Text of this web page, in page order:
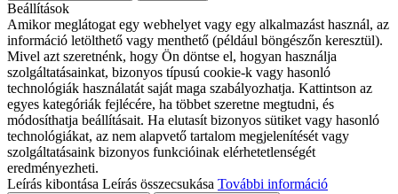
Beállítások
Amikor meglátogat egy webhelyet vagy egy alkalmazást használ, az
információ letölthető vagy menthető (például böngészőn keresztül).
Mivel azt szeretnénk, hogy Ön döntse el, hogyan használja
szolgáltatásainkat, bizonyos típusú cookie-k vagy hasonló
technológiák használatát saját maga szabályozhatja. Kattintson az
egyes kategóriák fejlécére, ha többet szeretne megtudni, és
módosíthatja beállításait. Ha elutasít bizonyos sütiket vagy hasonló
technológiákat, az nem alapvető tartalom megjelenítését vagy
szolgáltatásaink bizonyos funkcióinak elérhetetlenségét
eredményezheti.
Leírás kibontása Leírás összecsukása További információ